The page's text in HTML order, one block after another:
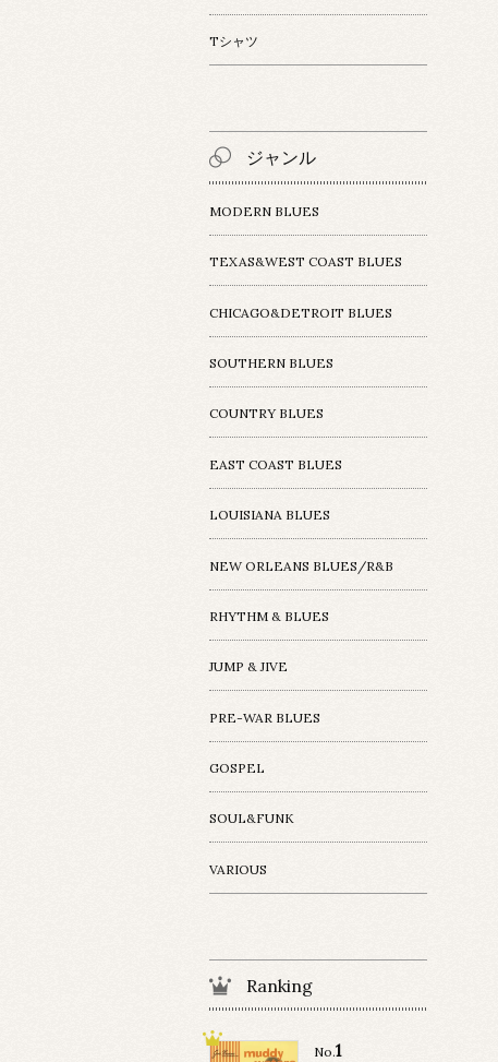
Tシャツ
ジャンル
MODERN BLUES
TEXAS&WEST COAST BLUES
CHICAGO&DETROIT BLUES
SOUTHERN BLUES
COUNTRY BLUES
EAST COAST BLUES
LOUISIANA BLUES
NEW ORLEANS BLUES/R&B
RHYTHM & BLUES
JUMP & JIVE
PRE-WAR BLUES
GOSPEL
SOUL&FUNK
VARIOUS
Ranking
No.1